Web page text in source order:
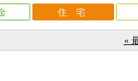
住宅
«